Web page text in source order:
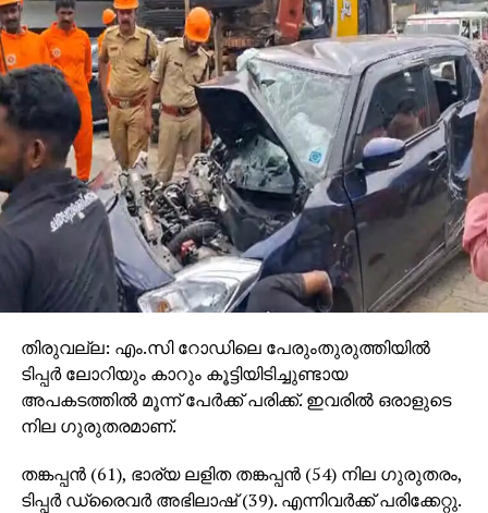
അനുഭവിച്ചതെന്ന് പരാതിയില്‍ പറയുന്നു. ഈ
പരാതിയില്‍ ശൈലജ ഒരു നടപടിയും
സ്വീകരിക്കാത്തതാണ് കോടതിയുടെ വിധിന്യായത്തില്‍
എടുത്ത് പറയുന്നത്.
തിരുവല്ല: എം.സി റോഡിലെ പേരുംതുരുത്തിയില്‍
ടിപ്പര്‍ ലോറിയും കാറും കൂട്ടിയിടിച്ചുണ്ടായ
അപകടത്തില്‍ മൂന്ന് പേര്‍ക്ക് പരിക്ക്. ഇവരില്‍ ഒരാളുടെ
നില ഗുരുതരമാണ്.
തങ്കപ്പന്‍ (61), ഭാര്യ ലളിത തങ്കപ്പന്‍ (54) നില ഗുരുതരം,
ടിപ്പര്‍ ഡ്രൈവര്‍ അഭിലാഷ് (39). എന്നിവര്‍ക്ക് പരിക്കേറ്റു.